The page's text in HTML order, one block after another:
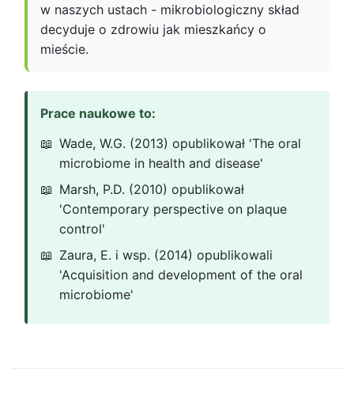
w naszych ustach - mikrobiologiczny skład
decyduje o zdrowiu jak mieszkańcy o
mieście.
Prace naukowe to:
Wade, W.G. (2013) opublikował 'The oral
microbiome in health and disease'
Marsh, P.D. (2010) opublikował
'Contemporary perspective on plaque
control'
Zaura, E. i wsp. (2014) opublikowali
'Acquisition and development of the oral
microbiome'